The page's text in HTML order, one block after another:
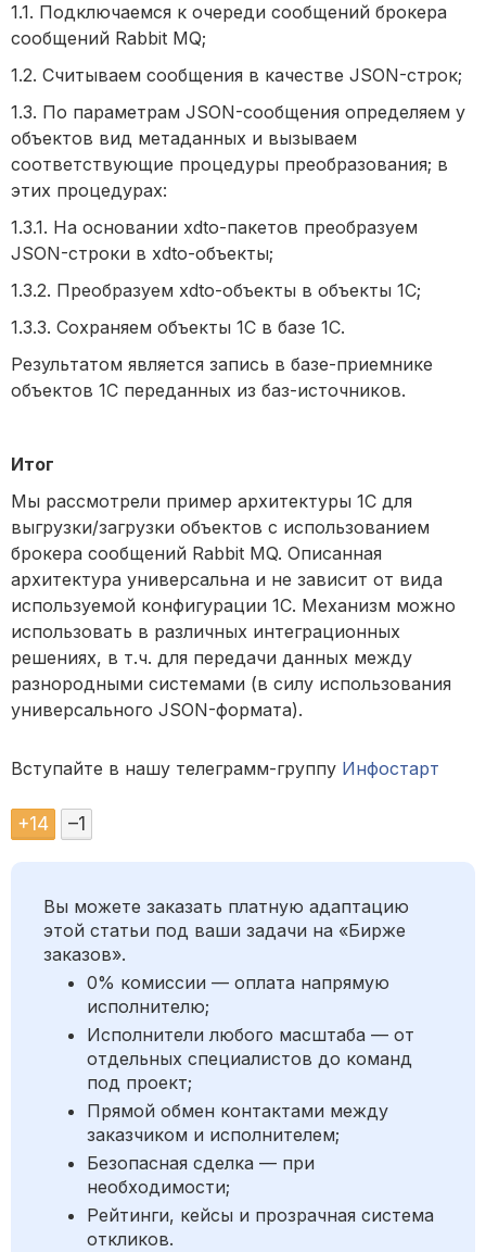
1.1. Подключаемся к очереди сообщений брокера
сообщений Rabbit MQ;
1.2. Считываем сообщения в качестве JSON-строк;
1.3. По параметрам JSON-сообщения определяем у
объектов вид метаданных и вызываем
соответствующие процедуры преобразования; в
этих процедурах:
1.3.1. На основании xdto-пакетов преобразуем
JSON-строки в xdto-объекты;
1.3.2. Преобразуем xdto-объекты в объекты 1С;
1.3.3. Сохраняем объекты 1С в базе 1С.
Результатом является запись в базе-приемнике
объектов 1С переданных из баз-источников.
Итог
Мы рассмотрели пример архитектуры 1С для
выгрузки/загрузки объектов с использованием
брокера сообщений Rabbit MQ. Описанная
архитектура универсальна и не зависит от вида
используемой конфигурации 1С. Механизм можно
использовать в различных интеграционных
решениях, в т.ч. для передачи данных между
разнородными системами (в силу использования
универсального JSON-формата).
Вступайте в нашу телеграмм-группу Инфостарт
+14 –1
Вы можете заказать платную адаптацию
этой статьи под ваши задачи на «Бирже
заказов».
0% комиссии — оплата напрямую
исполнителю;
Исполнители любого масштаба — от
отдельных специалистов до команд
под проект;
Прямой обмен контактами между
заказчиком и исполнителем;
Безопасная сделка — при
необходимости;
Рейтинги, кейсы и прозрачная система
откликов.